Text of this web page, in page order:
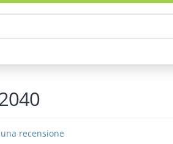
recensione